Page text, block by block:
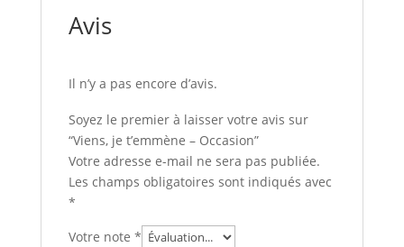
Avis
Il n’y a pas encore d’avis.
Soyez le premier à laisser votre avis sur
“Viens, je t’emmène – Occasion”
Votre adresse e-mail ne sera pas publiée.
Les champs obligatoires sont indiqués avec
*
Votre note *